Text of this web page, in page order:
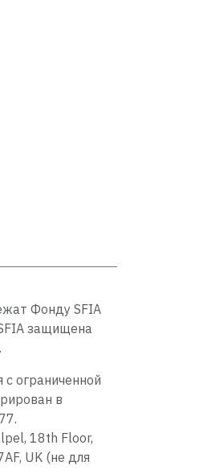
Фонду SFIA
защищена
ограниченной
в
18th Floor,
UK (не для